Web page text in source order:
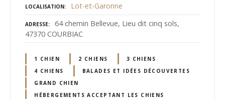
LOCALISATION Lot-et-Garonne
ADRESSE
64 chemin Bellevue, Lieu dit cinq sols,
47370 COURBIAC
1 CHIEN 2 CHIENS
3 CHIENS
4 CHIENS
BALADES ET IDÉES DÉCOUVERTES
GRAND CHIEN
HÉBERGEMENTS ACCEPTANT LES CHIENS